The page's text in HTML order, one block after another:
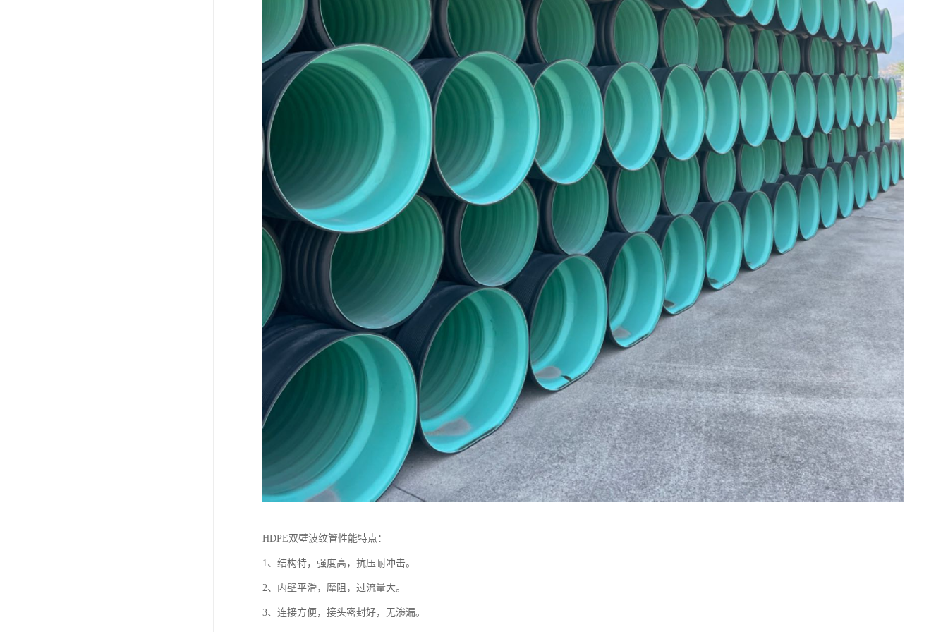
HDPE双壁波纹管性能特点：
1、结构特，强度高，抗压耐冲击。
2、内壁平滑，摩阻，过流量大。
3、连接方便，接头密封好，无渗漏。